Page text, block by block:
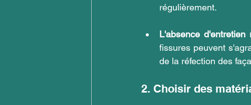
régulièrement.
L'absence d'entretien
fissures peuvent
de la réfection des
2. Choisir des